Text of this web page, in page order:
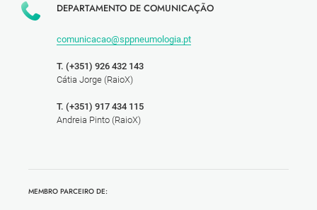
DEPARTAMENTO DE COMUNICAÇÃO
comunicacao@sppneumologia.pt
T. (+351) 926 432 143
Cátia Jorge (RaioX)
T. (+351) 917 434 115
Andreia Pinto (RaioX)
MEMBRO PARCEIRO DE: